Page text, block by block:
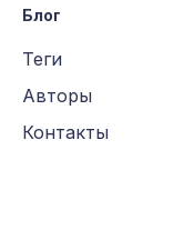
Блог
Теги
Авторы
Контакты